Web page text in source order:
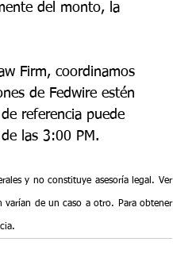
del monto, la
Firm, coordinamos
de Fedwire estén
referencia puede
las 3:00 PM.
y no constituye asesoría legal. Ver
varían de un caso a otro. Para obtener